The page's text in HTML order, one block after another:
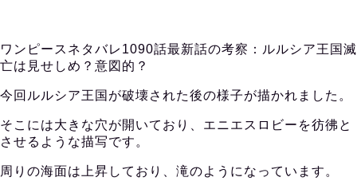
ワンピースネタバレ1090話最新話の考察：ルルシア王国滅
亡は見せしめ？意図的？
今回ルルシア王国が破壊された後の様子が描かれました。
そこには大きな穴が開いており、エニエスロビーを彷彿と
させるような描写です。
周りの海面は上昇しており、滝のようになっています。